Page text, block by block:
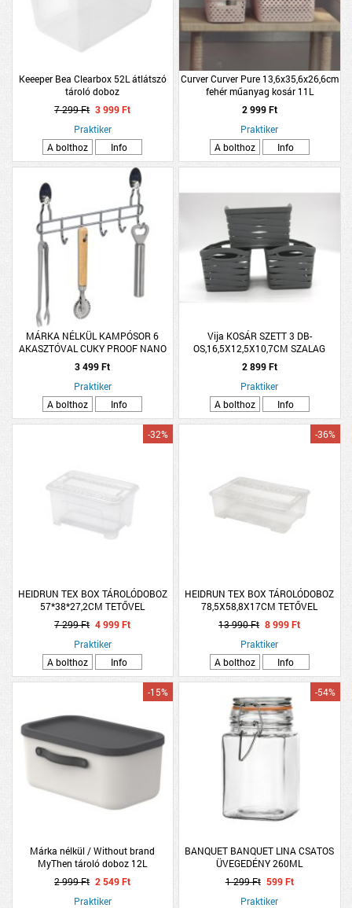
Keeeper Bea Clearbox 52L átlátszó
tároló doboz
7 299 Ft 3 999 Ft
Praktiker
A bolthoz
Info
Curver Curver Pure 13,6x35,6x26,6cm
fehér műanyag kosár 11L
2 999 Ft
Praktiker
A bolthoz
Info
MÁRKA NÉLKÜL KAMPÓSOR 6
AKASZTÓVAL CUKY PROOF NANO
BEVONAT,KRÓMOZOTT ACÉL
30X15X4CM
3 499 Ft
Praktiker
A bolthoz
Info
Vija KOSÁR SZETT 3 DB-
OS,16,5X12,5X10,7CM SZALAG
MINTA
2 899 Ft
Praktiker
A bolthoz
Info
HEIDRUN TEX BOX TÁROLÓDOBOZ
57*38*27,2CM TETŐVEL
-32%
7 299 Ft 4 999 Ft
Praktiker
A bolthoz
Info
HEIDRUN TEX BOX TÁROLÓDOBOZ
78,5X58,8X17CM TETŐVEL
-36%
13 990 Ft 8 999 Ft
Praktiker
A bolthoz
Info
Márka nélkül / Without brand
MyThen tároló doboz 12L
17,7x26,5x39,5cm bézs-fekete
műanyag
-15%
2 999 Ft 2 549 Ft
Praktiker
BANQUET BANQUET LINA CSATOS
ÜVEGEDÉNY 260ML
-54%
1 299 Ft 599 Ft
Praktiker